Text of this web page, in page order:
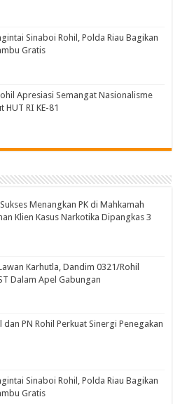
Sinaboi Rohil, Polda Riau Bagikan
Gratis
Apresiasi Semangat Nasionalisme
HUT RI KE-81
Menangkan PK di Mahkamah
Klien Kasus Narkotika Dipangkas 3
Karhutla, Dandim 0321/Rohil
Dalam Apel Gabungan
dan PN Rohil Perkuat Sinergi Penegakan
Sinaboi Rohil, Polda Riau Bagikan
Gratis